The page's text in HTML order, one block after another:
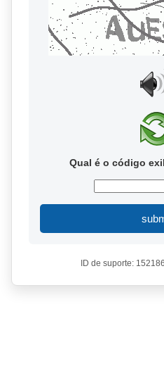
Qual é o código
ID de suporte: